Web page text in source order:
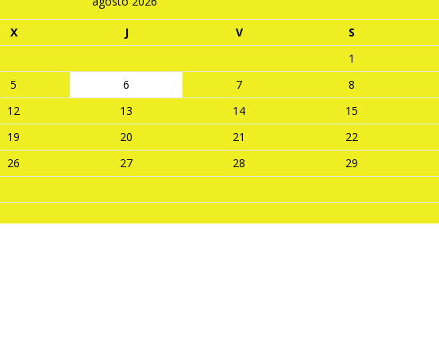
X J V S
1
5 6 7 8
12 13 14 15
19 20 21 22
26 27 28 29